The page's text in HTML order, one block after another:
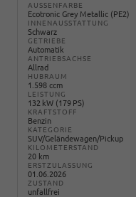
AUSSENFARBE
Ecotronic Grey Metallic (PE2)
INNENAUSSTATTUNG
Schwarz
GETRIEBE
Automatik
ANTRIEBSACHSE
Allrad
HUBRAUM
1.598 ccm
LEISTUNG
132 kW (179 PS)
KRAFTSTOFF
Benzin
KATEGORIE
SUV/Geländewagen/Pickup
KILOMETERSTAND
20 km
ERSTZULASSUNG
01.06.2026
ZUSTAND
unfallfrei